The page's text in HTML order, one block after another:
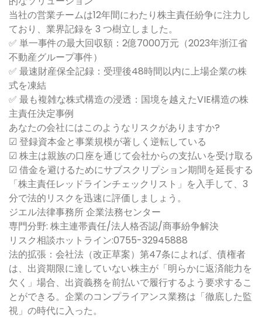
当社の営業チームは12年間にわたり株主責任紛争に注力し
ており、業界記録を 3 つ樹立しました。
✅ 単一事件の最大回収額：2億7000万元（2023年浙江省
不動産グループ事件）
✅ 最速財産保全記録：受理後48時間以内に上場企業の株
式を凍結
✅ 最も複雑な株式構造の浸透：国境を越えたVIE構造の株
主責任決定事例
あなたの会社にはこのようなリスクがありますか?
☑ 登録資本金と事業規模が著しく逆転している
☑ 株主は親族の口座を通じて会社からの支払いを受け取る
☑ 借金を避けるためにサブスクリプション期間を延長する
「株主責任レッドラインチェックリスト」を入手して、3
分で法的リスクを迅速に評価しましょう。
ジエル法律事務所 企業法務センター
専門分野: 株主連帯責任/法人格否認/商事紛争解決
リスク相談ホットライン:0755-32945888
法的拡張：会社法（改正草案）第47条によれば、債権者
は、出資期限に達していない株主が「明らかに返済能力を
欠く」場合、出資義務を前払いで履行するよう要求するこ
とができる。企業のコンプライアンス業務は「徹底した監
視」の時代に入った。